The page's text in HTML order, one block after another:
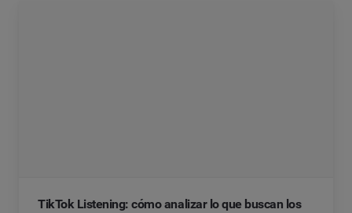
TikTok Listening: cómo analizar lo que buscan los